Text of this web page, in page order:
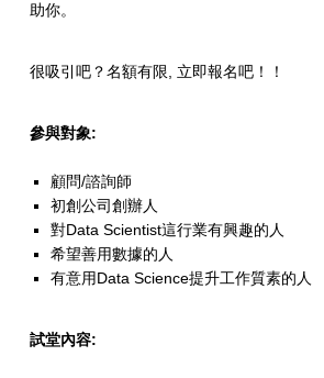
助你。
很吸引吧？名額有限, 立即報名吧！！
參與對象:
顧問/諮詢師
初創公司創辦人
對Data Scientist這行業有興趣的人
希望善用數據的人
有意用Data Science提升工作質素的人
試堂內容: